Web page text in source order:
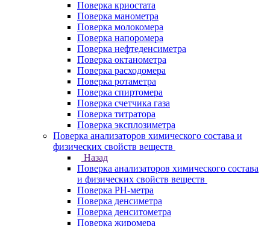
Поверка криостата
Поверка манометра
Поверка молокомера
Поверка напоромера
Поверка нефтеденсиметра
Поверка октанометра
Поверка расходомера
Поверка ротаметра
Поверка спиртомера
Поверка счетчика газа
Поверка титратора
Поверка эксплозиметра
Поверка анализаторов химического состава и
физических свойств веществ
Назад
Поверка анализаторов химического состава
и физических свойств веществ
Поверка PH-метра
Поверка денсиметра
Поверка денситометра
Поверка жиромера